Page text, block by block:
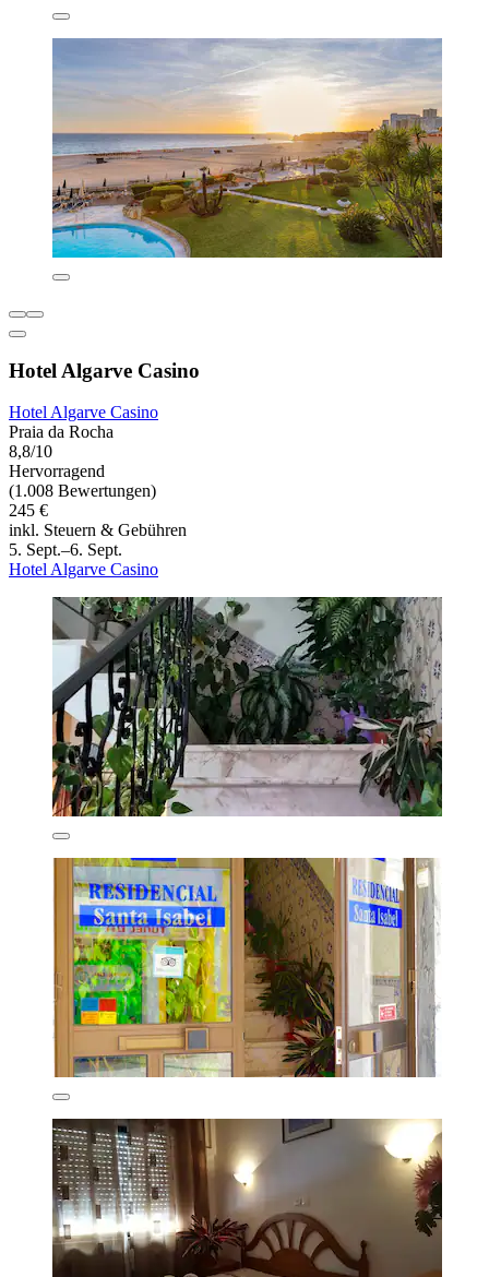
Hotel Algarve Casino
Hotel Algarve Casino
Praia da Rocha
8,8/10
Hervorragend
(1.008 Bewertungen)
245 €
inkl. Steuern & Gebühren
5. Sept.–6. Sept.
Hotel Algarve Casino